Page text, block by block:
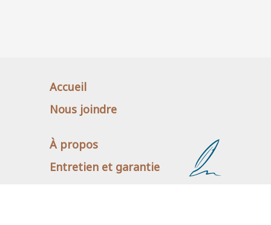
Accueil
Nous joindre
À propos
Entretien et garantie